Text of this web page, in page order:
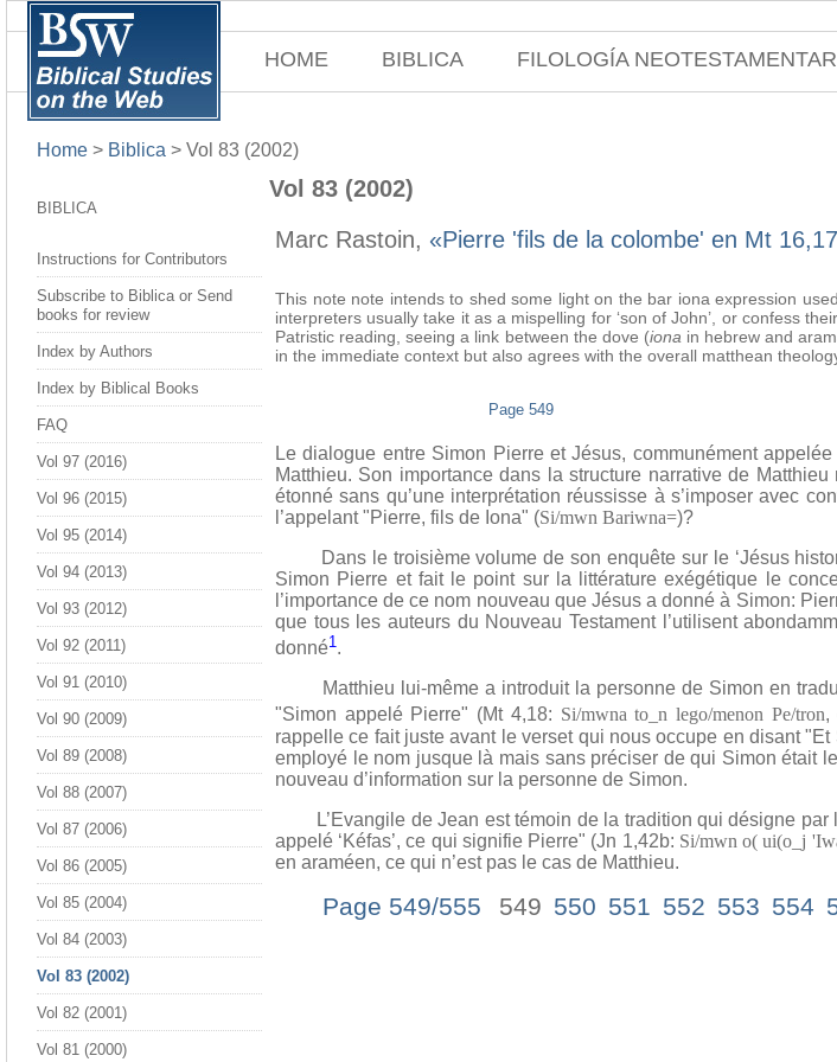
HOME BIBLICA FILOLOGÍA
Home > Biblica > Vol 83 (2002)
BIBLICA
Instructions for Contributors
Subscribe to Biblica or Send
books for review
Index by Authors
Index by Biblical Books
FAQ
Vol 97 (2016)
Vol 96 (2015)
Vol 95 (2014)
Vol 94 (2013)
Vol 93 (2012)
Vol 92 (2011)
Vol 91 (2010)
Vol 90 (2009)
Vol 89 (2008)
Vol 88 (2007)
Vol 87 (2006)
Vol 86 (2005)
Vol 85 (2004)
Vol 84 (2003)
Vol 83 (2002)
Vol 82 (2001)
Vol 81 (2000)
Vol 83 (2002)
Marc Rastoin, «Pierre 'fils de la colombe' en Mt
This note note intends to shed some light on the bar iona expression
interpreters usually take it as a mispelling for ‘son of John’, or confess
Patristic reading, seeing a link between the dove (iona in hebrew and
in the immediate context but also agrees with the overall matthean
Page 549
Le dialogue entre Simon Pierre et Jésus, communément
Matthieu. Son importance dans la structure narrative de
étonné sans qu’une interprétation réussisse à s’imposer avec
l’appelant "Pierre, fils de Iona" (Si/mwn Bariwna=)?
Dans le troisième volume de son enquête sur le ‘Jésus
Simon Pierre et fait le point sur la littérature exégétique le
l’importance de ce nom nouveau que Jésus a donné à Simon:
que tous les auteurs du Nouveau Testament l’utilisent
donné1.
Matthieu lui-même a introduit la personne de Simon en
"Simon appelé Pierre" (Mt 4,18: Si/mwna to_n lego/menon Pe/tron,
rappelle ce fait juste avant le verset qui nous occupe en disant
employé le nom jusque là mais sans préciser de qui Simon était
nouveau d’information sur la personne de Simon.
L’Evangile de Jean est témoin de la tradition qui désigne par
appelé ‘Kéfas’, ce qui signifie Pierre" (Jn 1,42b: Si/mwn o( ui(o_j
en araméen, ce qui n’est pas le cas de Matthieu.
Page 549/555 549 550 551 552 553 554